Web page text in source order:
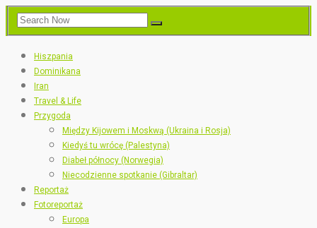
Hiszpania
Dominikana
Iran
Travel & Life
Przygoda
Między Kijowem i Moskwą (Ukraina i Rosja)
Kiedyś tu wrócę (Palestyna)
Diabeł północy (Norwegia)
Niecodzienne spotkanie (Gibraltar)
Reportaż
Fotoreportaż
Europa